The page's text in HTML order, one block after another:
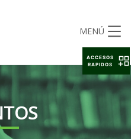
MENÚ
ACCESOS
RAPIDOS